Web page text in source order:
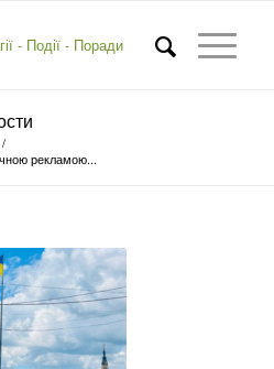
/
рекламою...